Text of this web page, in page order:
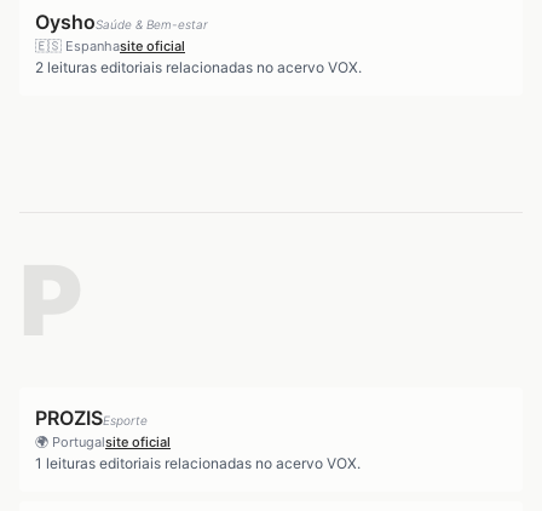
OyshoSaúde & Bem-estar
🇪🇸 Espanhasite oficial
2 leituras editoriais relacionadas no acervo VOX.
PROZISEsporte
🌍 Portugalsite oficial
1 leituras editoriais relacionadas no acervo VOX.